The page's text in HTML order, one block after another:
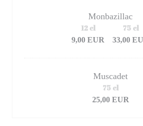
Monbazillac
9,00 EUR
12 cl
33,00
75 cl
Muscadet
25,00 EUR
75 cl